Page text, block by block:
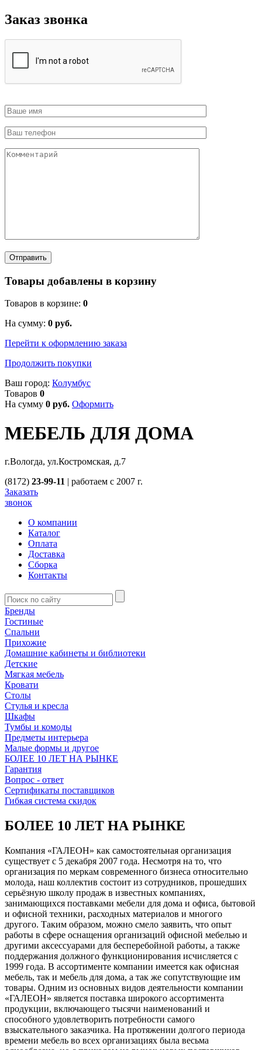
Заказ звонка
Товары добавлены в корзину
Товаров в корзине: 0
На сумму: 0 руб.
Перейти к оформлению заказа
Продолжить покупки
Ваш город: Колумбус
Товаров 0
На сумму 0 руб. Оформить
МЕБЕЛЬ ДЛЯ ДОМА
г.Вологда, ул.Костромская, д.7
(8172) 23-99-11 | работаем с 2007 г.
Заказать
звонок
О компании
Каталог
Оплата
Доставка
Сборка
Контакты
Бренды
Гостиные
Спальни
Прихожие
Домашние кабинеты и библиотеки
Детские
Мягкая мебель
Кровати
Столы
Стулья и кресла
Шкафы
Тумбы и комоды
Предметы интерьера
Малые формы и другое
БОЛЕЕ 10 ЛЕТ НА РЫНКЕ
Гарантия
Вопрос - ответ
Сертификаты поставщиков
Гибкая система скидок
БОЛЕЕ 10 ЛЕТ НА РЫНКЕ
Компания «ГАЛЕОН» как самостоятельная организация
существует с 5 декабря 2007 года. Несмотря на то, что
организация по меркам современного бизнеса относительно
молода, наш коллектив состоит из сотрудников, прошедших
серьёзную школу продаж в известных компаниях,
занимающихся поставками мебели для дома и офиса, бытовой
и офисной техники, расходных материалов и многого
другого. Таким образом, можно смело заявить, что опыт
работы в сфере оснащения организаций офисной мебелью и
другими аксессуарами для бесперебойной работы, а также
поддержания должного функционирования исчисляется с
1999 года. В ассортименте компании имеется как офисная
мебель, так и мебель для дома, а так же сопутствующие им
товары. Одним из основных видов деятельности компании
«ГАЛЕОН» является поставка широкого ассортимента
продукции, включающего тысячи наименований и
способного удовлетворить потребности самого
взыскательного заказчика. На протяжении долгого периода
времени мебель во всех организациях была весьма